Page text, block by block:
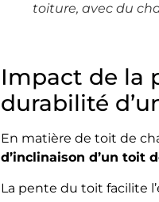
toiture, avec du
Impact de la
durabilité
En matière de toit de
d’inclinaison d’un toit
La pente du toit facilite